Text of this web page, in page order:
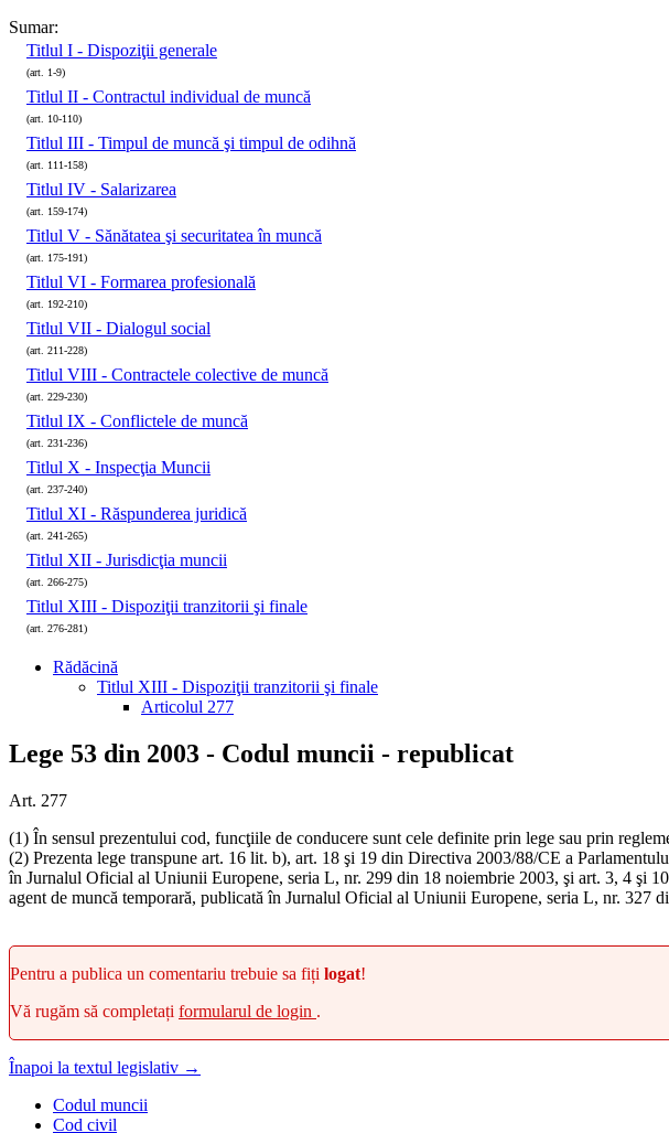
Sumar:
Titlul I - Dispoziţii generale
(art. 1-9)
Titlul II - Contractul individual de muncă
(art. 10-110)
Titlul III - Timpul de muncă şi timpul de odihnă
(art. 111-158)
Titlul IV - Salarizarea
(art. 159-174)
Titlul V - Sănătatea şi securitatea în muncă
(art. 175-191)
Titlul VI - Formarea profesională
(art. 192-210)
Titlul VII - Dialogul social
(art. 211-228)
Titlul VIII - Contractele colective de muncă
(art. 229-230)
Titlul IX - Conflictele de muncă
(art. 231-236)
Titlul X - Inspecţia Muncii
(art. 237-240)
Titlul XI - Răspunderea juridică
(art. 241-265)
Titlul XII - Jurisdicţia muncii
(art. 266-275)
Titlul XIII - Dispoziţii tranzitorii şi finale
(art. 276-281)
Rădăcină
Titlul XIII - Dispoziţii tranzitorii şi finale
Articolul 277
Lege 53 din 2003 - Codul muncii - republicat
Art. 277
(1) În sensul prezentului cod, funcţiile de conducere sunt cele definite prin lege sau prin
(2) Prezenta lege transpune art. 16 lit. b), art. 18 şi 19 din Directiva 2003/88/CE a
în Jurnalul Oficial al Uniunii Europene, seria L, nr. 299 din 18 noiembrie 2003, şi art. 3, 4 şi
agent de muncă temporară, publicată în Jurnalul Oficial al Uniunii Europene, seria L, nr. 327
Pentru a publica un comentariu trebuie sa fiți logat!
Vă rugăm să completați formularul de login .
Înapoi la textul legislativ →
Codul muncii
Cod civil